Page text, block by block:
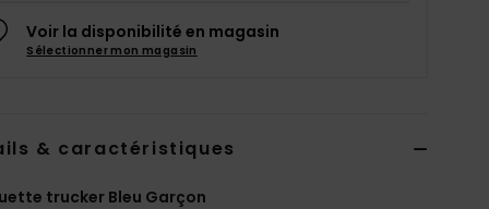
Voir la disponibilité en magasin
Sélectionner mon magasin
& caractéristiques
trucker Bleu Garçon